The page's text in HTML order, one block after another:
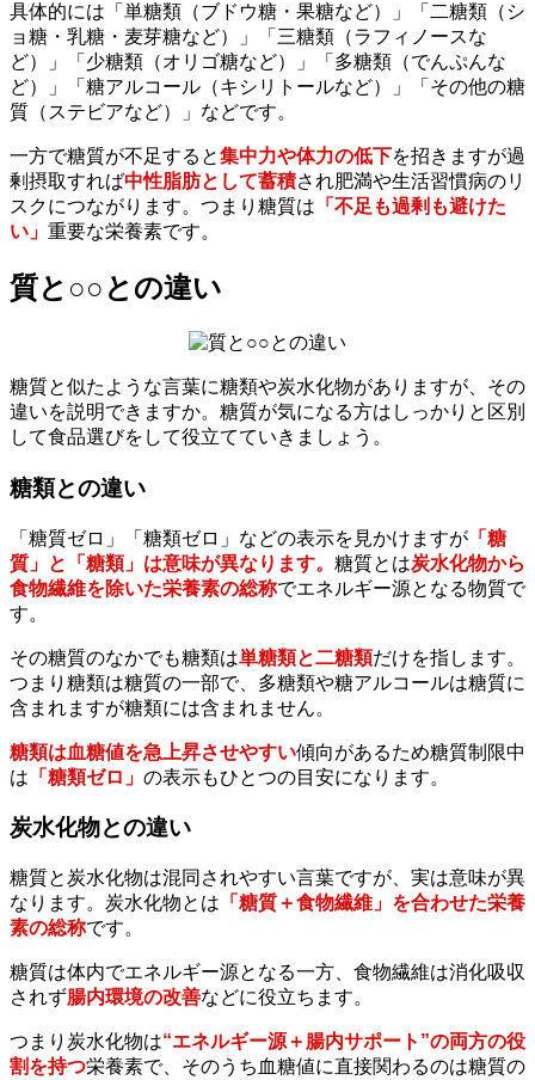
具体的には「単糖類（ブドウ糖・果糖など）」「二糖類（シ
ョ糖・乳糖・麦芽糖など）」「三糖類（ラフィノースな
ど）」「少糖類（オリゴ糖など）」「多糖類（でんぷんな
ど）」「糖アルコール（キシリトールなど）」「その他の糖
質（ステビアなど）」などです。
一方で糖質が不足すると集中力や体力の低下を招きますが過
剰摂取すれば中性脂肪として蓄積され肥満や生活習慣病のリ
スクにつながります。つまり糖質は 「不足も過剰も避けた
い」 重要な栄養素です。
質と○○との違い
糖質と似たような言葉に糖類や炭水化物がありますが、その
違いを説明できますか。糖質が気になる方はしっかりと区別
して食品選びをして役立てていきましょう。
糖類との違い
「糖質ゼロ」「糖類ゼロ」などの表示を見かけますが 「糖
質」と「糖類」は意味が異なります。 糖質とは炭水化物から
食物繊維を除いた栄養素の総称でエネルギー源となる物質で
す。
その糖質のなかでも糖類は単糖類と二糖類だけを指します。
つまり糖類は糖質の一部で、多糖類や糖アルコールは糖質に
含まれますが糖類には含まれません。
糖類は血糖値を急上昇させやすい傾向があるため糖質制限中
は 「糖類ゼロ」 の表示もひとつの目安になります。
炭水化物との違い
糖質と炭水化物は混同されやすい言葉ですが、実は意味が異
なります。炭水化物とは 「糖質＋食物繊維」を合わせた栄養
素の総称です。
糖質は体内でエネルギー源となる一方、食物繊維は消化吸収
されず腸内環境の改善などに役立ちます。
つまり炭水化物は“エネルギー源＋腸内サポート”の両方の役
割を持つ栄養素で、そのうち血糖値に直接関わるのは糖質の